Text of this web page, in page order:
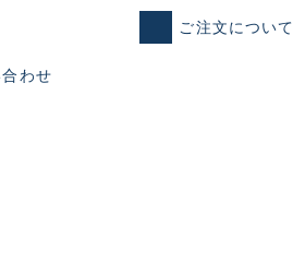
ご注文について
わせ